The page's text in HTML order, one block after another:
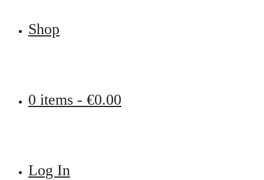
Shop
0 items - €0.00
Log In